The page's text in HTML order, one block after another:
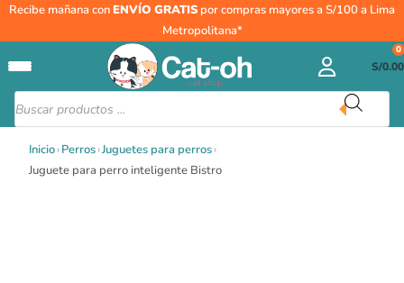
Recibe mañana conENVÍO GRATIS por compras mayores a S/100 a Lima
Metropolitana*
Búsqueda
de
productos
S/0.00
0
Inicio›Perros›Juguetes para perros›
Juguete para perro inteligente Bistro
Juguete
inteligente
Bistro
cantidad